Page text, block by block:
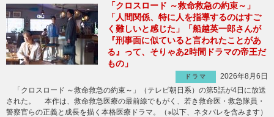
「クロスロード ～救命救急の約束～」
「人間関係、特に人を指導するのはすご
く難しいと感じた」「船越英一郎さんが
『刑事面に似ていると言われたことがあ
る』って、そりゃあ2時間ドラマの帝王だ
もの」
ドラマ
2026年8月6日
「クロスロード ～救命救急の約束～」（テレビ朝日系）の第5話が4日に放送
された。 本作は、救命救急医療の最前線でもがく、若き救命医・救急隊員・
警察官らの正義と成長を描く本格医療ドラマ。（※以下、ネタバレを含みます）